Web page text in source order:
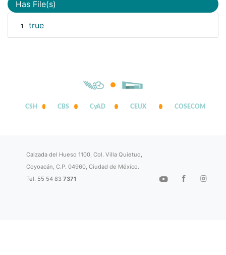
Has File(s)
1 true
CSH CBS CyAD CEUX COSECOM
Calzada del Hueso 1100, Col. Villa Quietud,
Coyoacán, C.P. 04960, Ciudad de México.
Tel. 55 54 837371